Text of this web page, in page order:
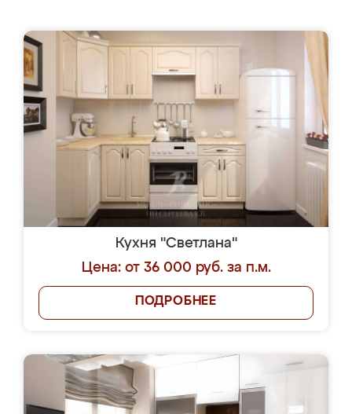
Кухня "Светлана"
Цена: от 36 000 руб. за п.м.
ПОДРОБНЕЕ